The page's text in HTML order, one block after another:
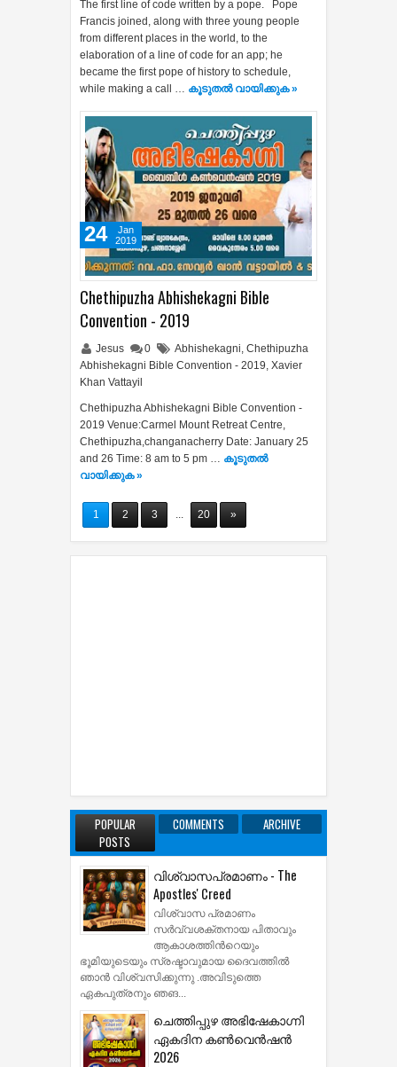
The first line of code written by a pope. Pope
Francis joined, along with three young people
from different places in the world, to the
elaboration of a line of code for an app; he
became the first pope of history to schedule,
while making a call … കൂടുതൽ‍ വായിക്കുക »
Chethipuzha Abhishekagni Bible
Convention - 2019
Jesus 0 Abhishekagni, Chethipuzha
Abhishekagni Bible Convention - 2019, Xavier
Khan Vattayil
Chethipuzha Abhishekagni Bible Convention -
2019 Venue:Carmel Mount Retreat Centre,
Chethipuzha,changanacherry Date: January 25
and 26 Time: 8 am to 5 pm … കൂടുതൽ‍
വായിക്കുക »
24
Jan
2019
1 2 3 ... 20 »
POPULAR
POSTS
COMMENTS ARCHIVE
വിശ്വാസപ്രമാണം - The
Apostles' Creed
വിശ്വാസ പ്രമാണം
സര്‍വ്വശക്തനായ പിതാവും
ആകാശത്തിന്‍റെയും
ഭൂമിയുടെയും സ്രഷ്ടാവുമായ ദൈവത്തില്‍
ഞാന്‍ വിശ്വസിക്കുന്നു .അവിടുത്തെ
ഏകപുത്രനും ഞങ...
ചെത്തിപ്പുഴ അഭിഷേകാഗ്നി
ഏകദിന കൺവെൻഷൻ
2026